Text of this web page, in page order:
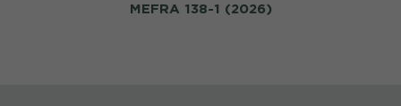
MEFRA 138-1 (2026)